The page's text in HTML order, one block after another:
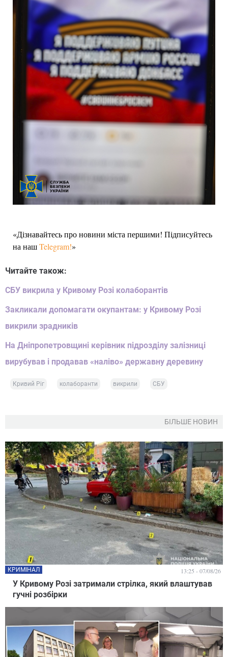
«Дізнавайтесь про новини міста першими! Підписуйтесь
на нашTelegram!»
Читайте також:
СБУ викрила у Кривому Розі колаборантів
Закликали допомагати окупантам: у Кривому Розі
викрили зрадників
На Дніпропетровщині керівник підрозділу залізниці
вирубував і продавав «наліво» державну деревину
Кривий Ріг колаборанти викрили СБУ
БІЛЬШЕ НОВИН
У Кривому Розі затримали стрілка, який влаштував
гучні розбірки
КРИМІНАЛ 13:25 - 07/08/26